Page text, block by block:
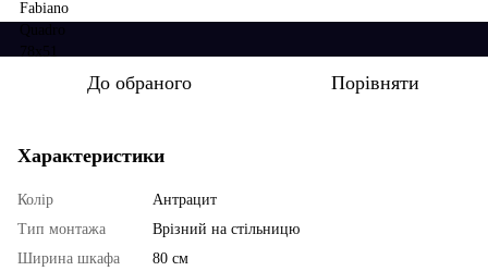
До обраного Порівняти
Характеристики
Колір
Антрацит
Тип монтажа
Врізний на стільницю
Ширина шкафа
80 см